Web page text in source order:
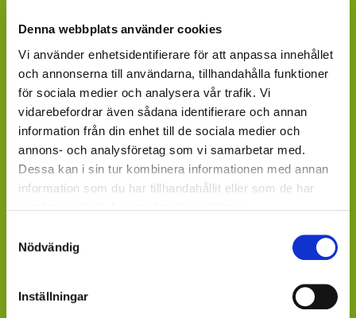
Denna webbplats använder cookies
Vi använder enhetsidentifierare för att anpassa innehållet
och annonserna till användarna, tillhandahålla funktioner
för sociala medier och analysera vår trafik. Vi
vidarebefordrar även sådana identifierare och annan
information från din enhet till de sociala medier och
annons- och analysföretag som vi samarbetar med.
Dessa kan i sin tur kombinera informationen med annan
information som du har tillhandahållit eller som de har
Nödvändig
Inställningar
av växter och blommor.
GARDENCENTER: Blomsterlandet, Granngården,
Hornbach, Plantagen, Bauhaus, Bogrönt och många
fristående GardenCenter och Handelsträdgårdar.
LIVSMEDELSBUTIKER: Dagligvaruhandelskedjorna
tillhandahåller ett begränsat utbud.
BLOMSTERBUTIKER: Blomster- och Livsstilsbutiker
ÄR DU ÅTERFÖRSÄLJARE?
Kontakta din kundansvarige säljare på Mäster Grön.